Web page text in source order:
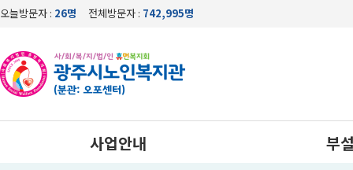
오늘방문자 : 26명 전체방문자 : 742,995명
사업안내 부